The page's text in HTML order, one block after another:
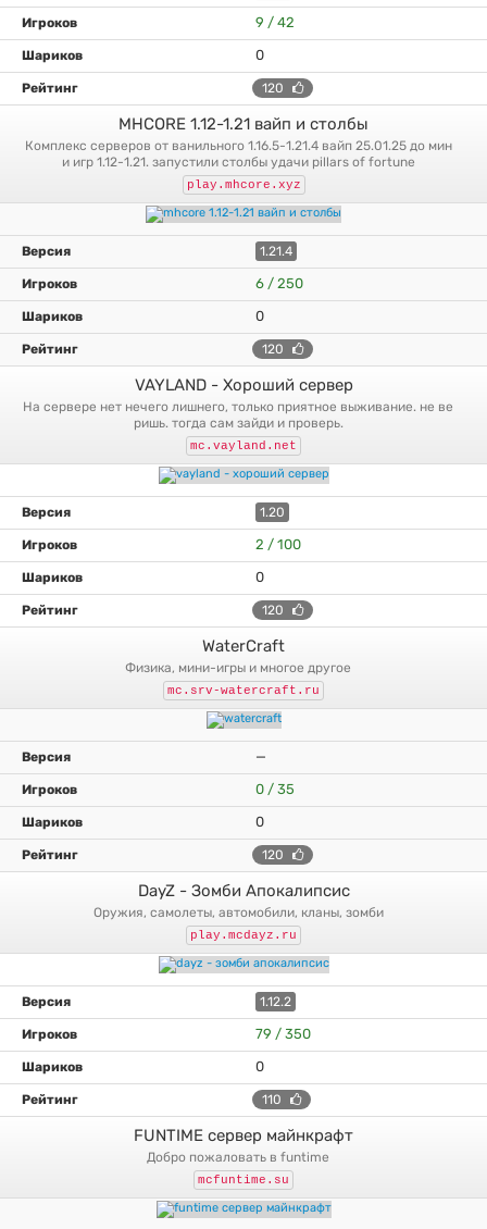
9 / 42
0
120
MHCORE 1.12-1.21 вайп и столбы
комплекс серверов от ванильного 1.16.5-1.21.4 вайп 25.01.25 до мин
и игр 1.12-1.21. запустили столбы удачи pillars of fortune
play.mhcore.xyz
1.21.4
6 / 250
0
120
VAYLAND - Хороший сервер
на сервере нет нечего лишнего, только приятное выживание. не ве
ришь. тогда сам зайди и проверь.
mc.vayland.net
1.20
2 / 100
0
120
WaterCraft
физика, мини-игры и многое другое
mc.srv-watercraft.ru
—
0 / 35
0
120
DayZ - Зомби Апокалипсис
оружия, самолеты, автомобили, кланы, зомби
play.mcdayz.ru
1.12.2
79 / 350
0
110
FUNTIME сервер майнкрафт
добро пожаловать в funtime
mcfuntime.su